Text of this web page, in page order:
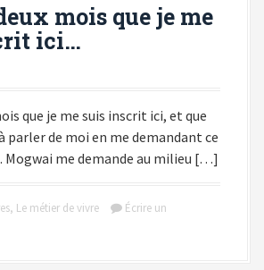
mois que je me
ici…
que je me suis inscrit ici, et que
parler de moi en me demandant ce
Mogwai me demande au milieu […]
, Le métier de vivre
Écrire un